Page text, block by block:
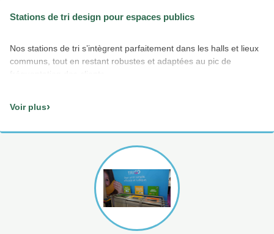
Stations de tri design pour espaces publics
Nos stations de tri s’intègrent parfaitement dans les halls et lieux
communs, tout en restant robustes et adaptées au pic de
Voir plus›